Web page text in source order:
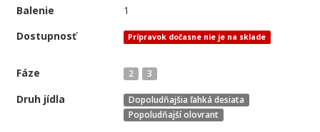
Balenie
1
Dostupnosť
Prípravok dočasne nie je na sklade
Fáze 2 3
Druh jídla
Dopoludňajšia ľahká desiata
Popoludňajší olovrant